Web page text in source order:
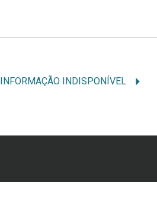
INFORMAÇÃO INDISPONÍVEL